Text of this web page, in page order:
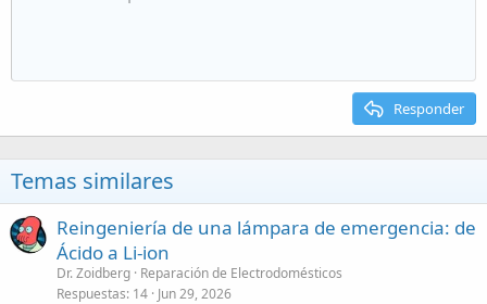
Responder
Temas similares
Reingeniería de una lámpara de emergencia: de
Ácido a Li-ion
Dr. Zoidberg Reparación de Electrodomésticos
Respuestas 14 Jun 29, 2026